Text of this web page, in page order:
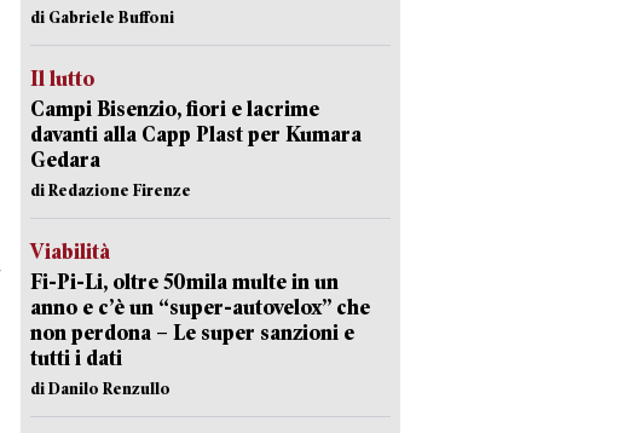
di Gabriele Buffoni
Il lutto
Campi Bisenzio, fiori e lacrime
davanti alla Capp Plast per Kumara
Gedara
di Redazione Firenze
Viabilità
Fi-Pi-Li, oltre 50mila multe in un
anno e c’è un “super-autovelox” che
non perdona – Le super sanzioni e
tutti i dati
di Danilo Renzullo